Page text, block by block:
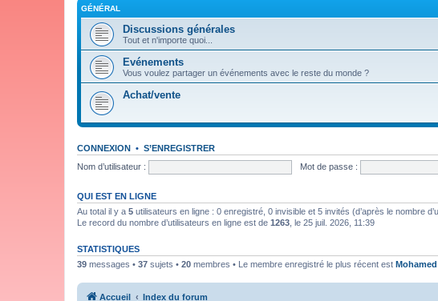
GÉNÉRAL
Discussions générales
Tout et n'importe quoi...
Evénements
Vous voulez partager un événements avec le reste du monde ?
Achat/vente
CONNEXION • S’ENREGISTRER
Nom d’utilisateur :
Mot de passe :
QUI EST EN LIGNE
Au total il y a 5 utilisateurs en ligne : 0 enregistré, 0 invisible et 5 invités (d’après le nombre
Le record du nombre d’utilisateurs en ligne est de 1263 , le 25 juil. 2026, 11:39
STATISTIQUES
39 messages • 37 sujets • 20 membres • Le membre enregistré le plus récent est
Accueil Index du forum